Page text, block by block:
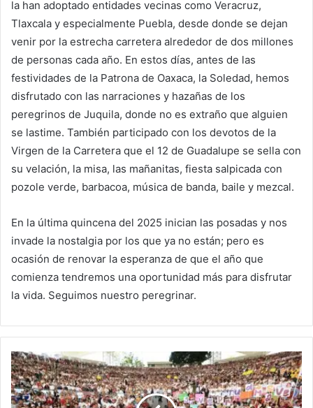
la han adoptado entidades vecinas como Veracruz,
Tlaxcala y especialmente Puebla, desde donde se dejan
venir por la estrecha carretera alrededor de dos millones
de personas cada año. En estos días, antes de las
festividades de la Patrona de Oaxaca, la Soledad, hemos
disfrutado con las narraciones y hazañas de los
peregrinos de Juquila, donde no es extraño que alguien
se lastime. También participado con los devotos de la
Virgen de la Carretera que el 12 de Guadalupe se sella con
su velación, la misa, las mañanitas, fiesta salpicada con
pozole verde, barbacoa, música de banda, baile y mezcal.
En la última quincena del 2025 inician las posadas y nos
invade la nostalgia por los que ya no están; pero es
ocasión de renovar la esperanza de que el año que
comienza tendremos una oportunidad más para disfrutar
la vida. Seguimos nuestro peregrinar.